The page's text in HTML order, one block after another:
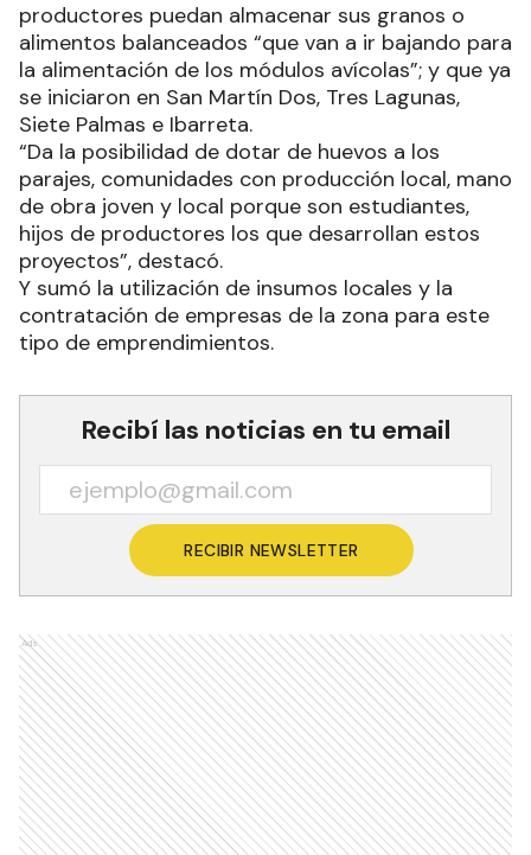
productores puedan almacenar sus granos o
alimentos balanceados “que van a ir bajando para
la alimentación de los módulos avícolas”; y que ya
se iniciaron en San Martín Dos, Tres Lagunas,
Siete Palmas e Ibarreta.
“Da la posibilidad de dotar de huevos a los
parajes, comunidades con producción local, mano
de obra joven y local porque son estudiantes,
hijos de productores los que desarrollan estos
proyectos”, destacó.
Y sumó la utilización de insumos locales y la
contratación de empresas de la zona para este
tipo de emprendimientos.
Recibí las noticias en tu email
RECIBIR NEWSLETTER
Ads